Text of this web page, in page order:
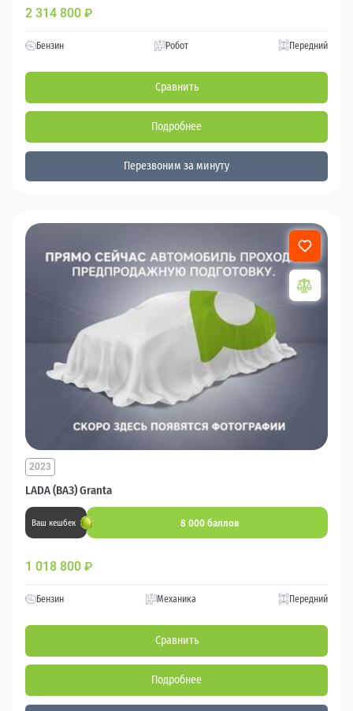
2 314 800 ₽
Бензин Робот Передний
Сравнить
Подробнее
Перезвоним за минуту
LADA (ВАЗ) Granta
2023
Ваш кешбек 8 000 баллов
1 018 800 ₽
Бензин Механика Передний
Сравнить
Подробнее